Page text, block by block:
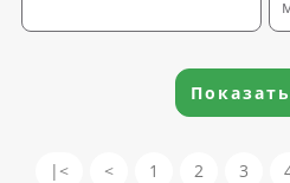
|< < 1 2 3